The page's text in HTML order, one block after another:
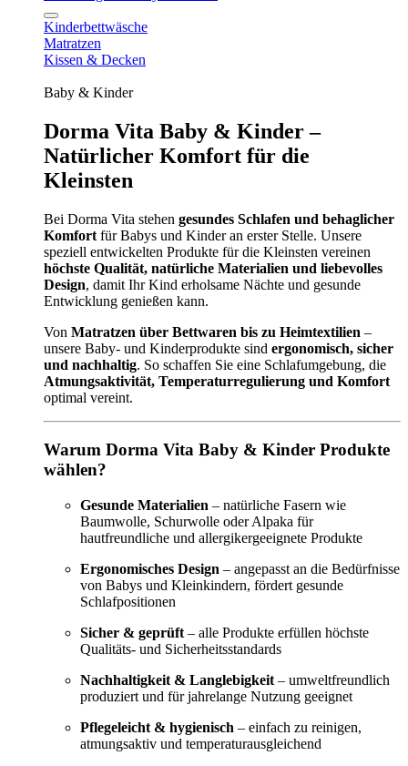
Kinderbettwäsche
Matratzen
Kissen & Decken
Baby & Kinder
Dorma Vita Baby & Kinder –
Natürlicher Komfort für die
Kleinsten
Bei Dorma Vita stehen gesundes Schlafen und behaglicher
Komfort für Babys und Kinder an erster Stelle. Unsere
speziell entwickelten Produkte für die Kleinsten vereinen
höchste Qualität, natürliche Materialien und liebevolles
Design, damit Ihr Kind erholsame Nächte und gesunde
Entwicklung genießen kann.
Von Matratzen über Bettwaren bis zu Heimtextilien –
unsere Baby- und Kinderprodukte sind ergonomisch, sicher
und nachhaltig. So schaffen Sie eine Schlafumgebung, die
Atmungsaktivität, Temperaturregulierung und Komfort
optimal vereint.
Warum Dorma Vita Baby & Kinder Produkte
wählen?
Gesunde Materialien – natürliche Fasern wie
Baumwolle, Schurwolle oder Alpaka für
hautfreundliche und allergikergeeignete Produkte
Ergonomisches Design – angepasst an die Bedürfnisse
von Babys und Kleinkindern, fördert gesunde
Schlafpositionen
Sicher & geprüft – alle Produkte erfüllen höchste
Qualitäts- und Sicherheitsstandards
Nachhaltigkeit & Langlebigkeit – umweltfreundlich
produziert und für jahrelange Nutzung geeignet
Pflegeleicht & hygienisch – einfach zu reinigen,
atmungsaktiv und temperaturausgleichend